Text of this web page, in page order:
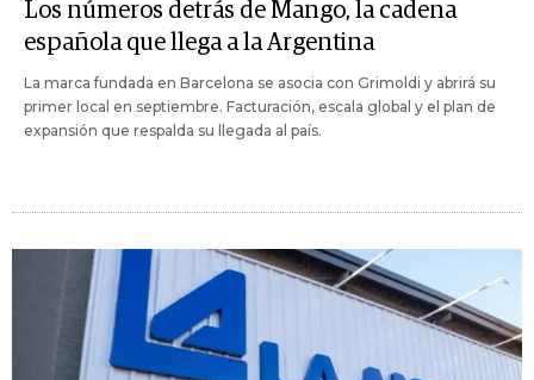
Los números detrás de Mango, la cadena
española que llega a la Argentina
La marca fundada en Barcelona se asocia con Grimoldi y abrirá su
primer local en septiembre. Facturación, escala global y el plan de
expansión que respalda su llegada al país.